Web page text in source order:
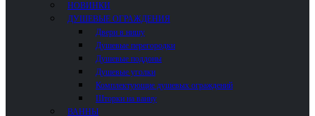
НОВИНКИ
ДУШЕВЫЕ ОГРАЖДЕНИЯ
Двери в нишу
Душевые перегородки
Душевые поддоны
Душевые уголки
Комплектующие душевых ограждений
Шторки на ванну
ВАННЫ